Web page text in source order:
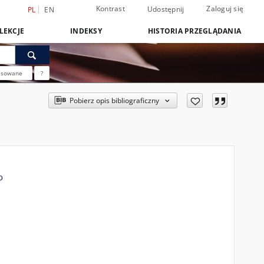
PL EN Kontrast Udostępnij Zaloguj się
INDEKSY HISTORIA PRZEGLĄDANIA
?
Pobierz opis bibliograficzny